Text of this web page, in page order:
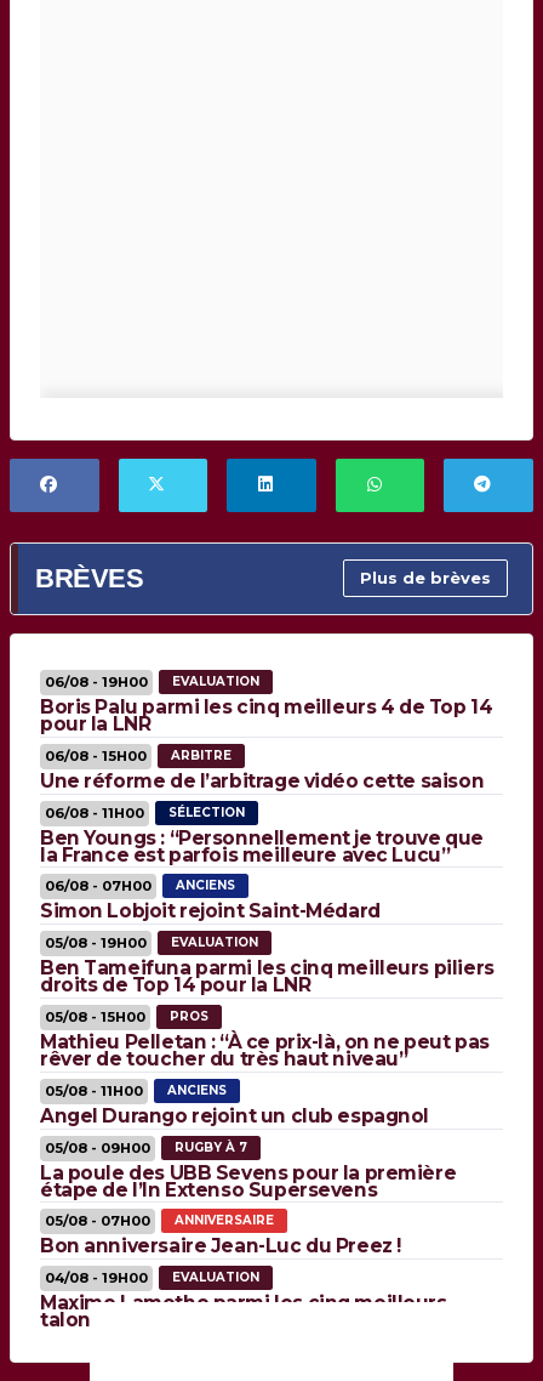
BRÈVES Plus de brèves
06/08 - 19H00 EVALUATION
Boris Palu parmi les cinq meilleurs 4 de Top 14
pour la LNR
06/08 - 15H00 ARBITRE
Une réforme de l’arbitrage vidéo cette saison
06/08 - 11H00 SÉLECTION
Ben Youngs : “Personnellement je trouve que
la France est parfois meilleure avec Lucu”
06/08 - 07H00 ANCIENS
Simon Lobjoit rejoint Saint-Médard
05/08 - 19H00 EVALUATION
Ben Tameifuna parmi les cinq meilleurs piliers
droits de Top 14 pour la LNR
05/08 - 15H00 PROS
Mathieu Pelletan : “À ce prix-là, on ne peut pas
rêver de toucher du très haut niveau”
05/08 - 11H00 ANCIENS
Angel Durango rejoint un club espagnol
05/08 - 09H00 RUGBY À 7
La poule des UBB Sevens pour la première
étape de l’In Extenso Supersevens
05/08 - 07H00 ANNIVERSAIRE
Bon anniversaire Jean-Luc du Preez !
04/08 - 19H00 EVALUATION
Maxime Lamothe parmi les cinq meilleurs
talonneurs de Top 14 pour la LNR